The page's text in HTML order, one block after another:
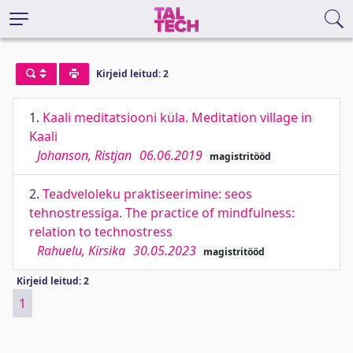
Kirjeid leitud: 2
1. Kaali meditatsiooni küla. Meditation village in
Kaali
Johanson, Ristjan 06.06.2019 magistritööd
2. Teadveloleku praktiseerimine: seos
tehnostressiga. The practice of mindfulness:
relation to technostress
Rahuelu, Kirsika 30.05.2023 magistritööd
Kirjeid leitud: 2
1